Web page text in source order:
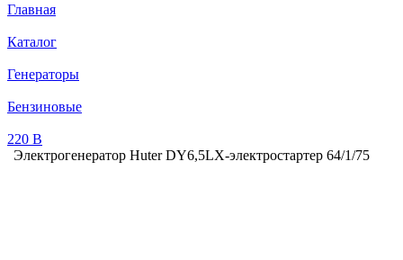
Главная
Каталог
Генераторы
Бензиновые
220 В
Электрогенератор Huter DY6,5LX-электростартер 64/1/75